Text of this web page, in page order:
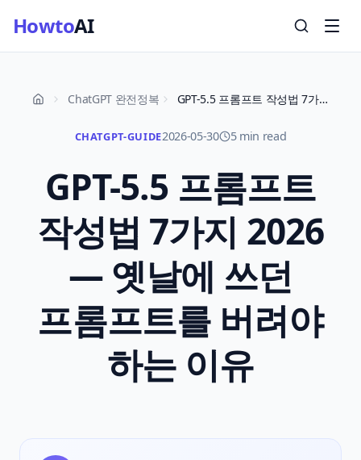
HowtoAI
ChatGPT 완전정복 GPT-5.5 프롬프트 작성법 7가지 2026 — 옛날에 쓰던 프롬프트를 버려야 하는 이유
CHATGPT-GUIDE2026-05-30 5 min read
GPT-5.5 프롬프트
작성법 7가지 2026
— 옛날에 쓰던
프롬프트를 버려야
하는 이유